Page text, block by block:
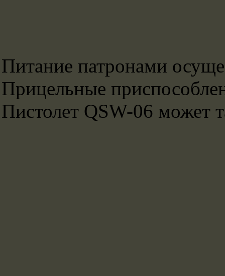
Питание патронами
Прицельные
Пистолет QSW-06 может